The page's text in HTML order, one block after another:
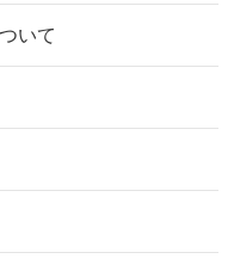
私の子供）の初節
1日(木)
21日(金)
22日(金)
いて